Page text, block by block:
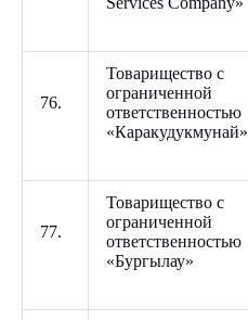
76.
Товарищество с
ограниченной
ответственностью
«Каракудукмунай»
77.
Товарищество с
ограниченной
ответственностью
«Бургылау»